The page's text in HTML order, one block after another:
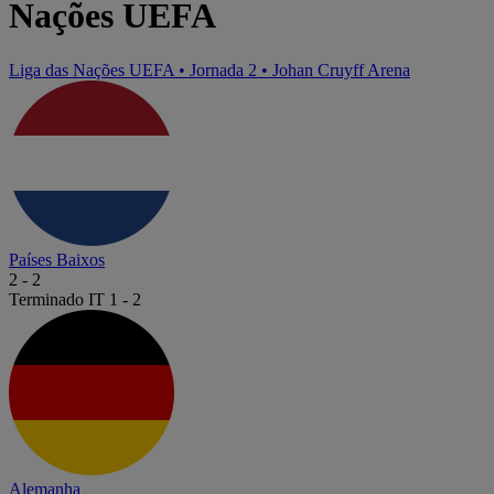
Nações UEFA
Liga das Nações UEFA • Jornada 2 • Johan Cruyff Arena
Países Baixos
2 - 2
Terminado IT 1 - 2
Alemanha